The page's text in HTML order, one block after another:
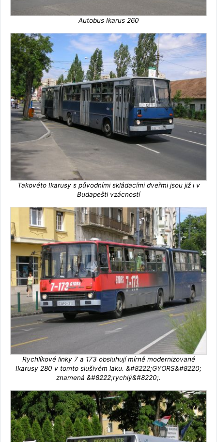
Autobus Ikarus 260
Takovéto Ikarusy s původními skládacími dveřmi jsou již i v
Budapešti vzácností
Rychlíkové linky 7 a 173 obsluhují mírně modernizované
Ikarusy 280 v tomto slušivém laku. &#8222;GYORS&#8220;
znamená &#8222;rychlý&#8220;.